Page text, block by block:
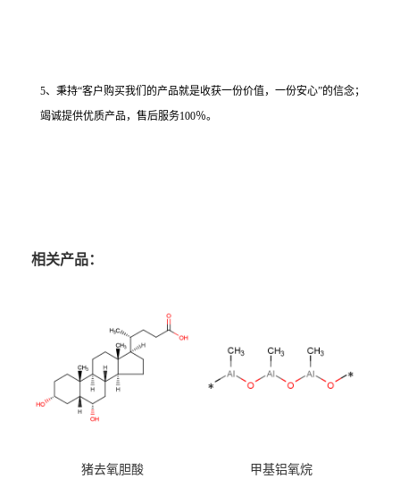
5、秉持“客户购买我们的产品就是收获一份价值，一份安心”的信念；
竭诚提供优质产品，售后服务100％。
相关产品：
猪去氧胆酸 甲基铝氧烷